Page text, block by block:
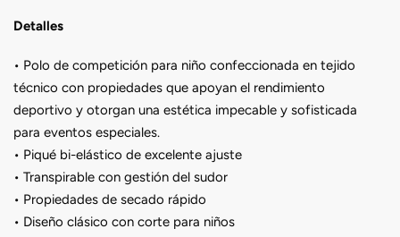
Detalles
• Polo de competición para niño confeccionada en tejido
técnico con propiedades que apoyan el rendimiento
deportivo y otorgan una estética impecable y sofisticada
para eventos especiales.
• Piqué bi-elástico de excelente ajuste
• Transpirable con gestión del sudor
• Propiedades de secado rápido
• Diseño clásico con corte para niños